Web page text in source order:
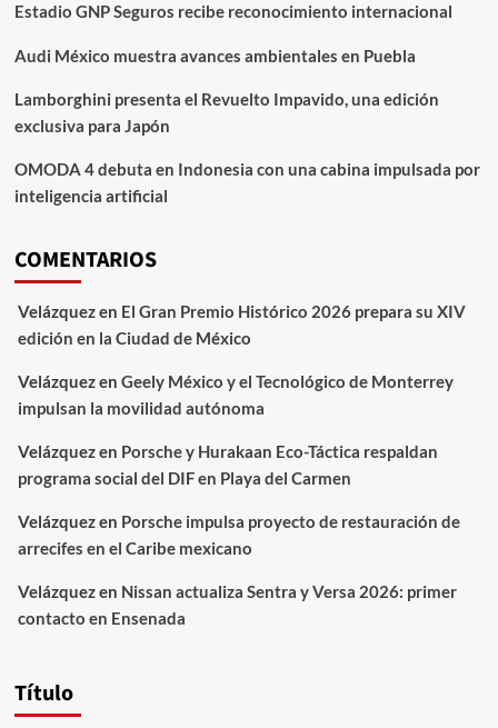
Estadio GNP Seguros recibe reconocimiento internacional
Audi México muestra avances ambientales en Puebla
Lamborghini presenta el Revuelto Impavido, una edición
exclusiva para Japón
OMODA 4 debuta en Indonesia con una cabina impulsada por
inteligencia artificial
COMENTARIOS
Velázquezen El Gran Premio Histórico 2026 prepara su XIV
edición en la Ciudad de México
Velázquezen Geely México y el Tecnológico de Monterrey
impulsan la movilidad autónoma
Velázquezen Porsche y Hurakaan Eco-Táctica respaldan
programa social del DIF en Playa del Carmen
Velázquezen Porsche impulsa proyecto de restauración de
arrecifes en el Caribe mexicano
Velázquezen Nissan actualiza Sentra y Versa 2026: primer
contacto en Ensenada
Título